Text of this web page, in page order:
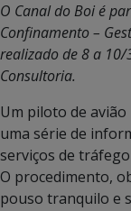
O Canal do Boi é
Confinamento –
realizado de 8 a 10/
Consultoria.
Um piloto de
uma série de
serviços de
O procedimento,
pouso tranquilo e